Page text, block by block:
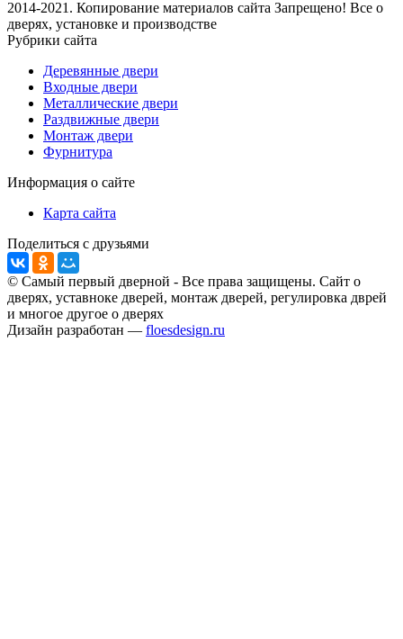
2014-2021. Копирование материалов сайта Запрещено! Все о
дверях, установке и производстве
Рубрики сайта
Деревянные двери
Входные двери
Металлические двери
Раздвижные двери
Монтаж двери
Фурнитура
Информация о сайте
Карта сайта
Поделиться с друзьями
© Самый первый дверной - Все права защищены. Сайт о
дверях, уставноке дверей, монтаж дверей, регулировка дврей
и многое другое о дверях
Дизайн разработан — floesdesign.ru